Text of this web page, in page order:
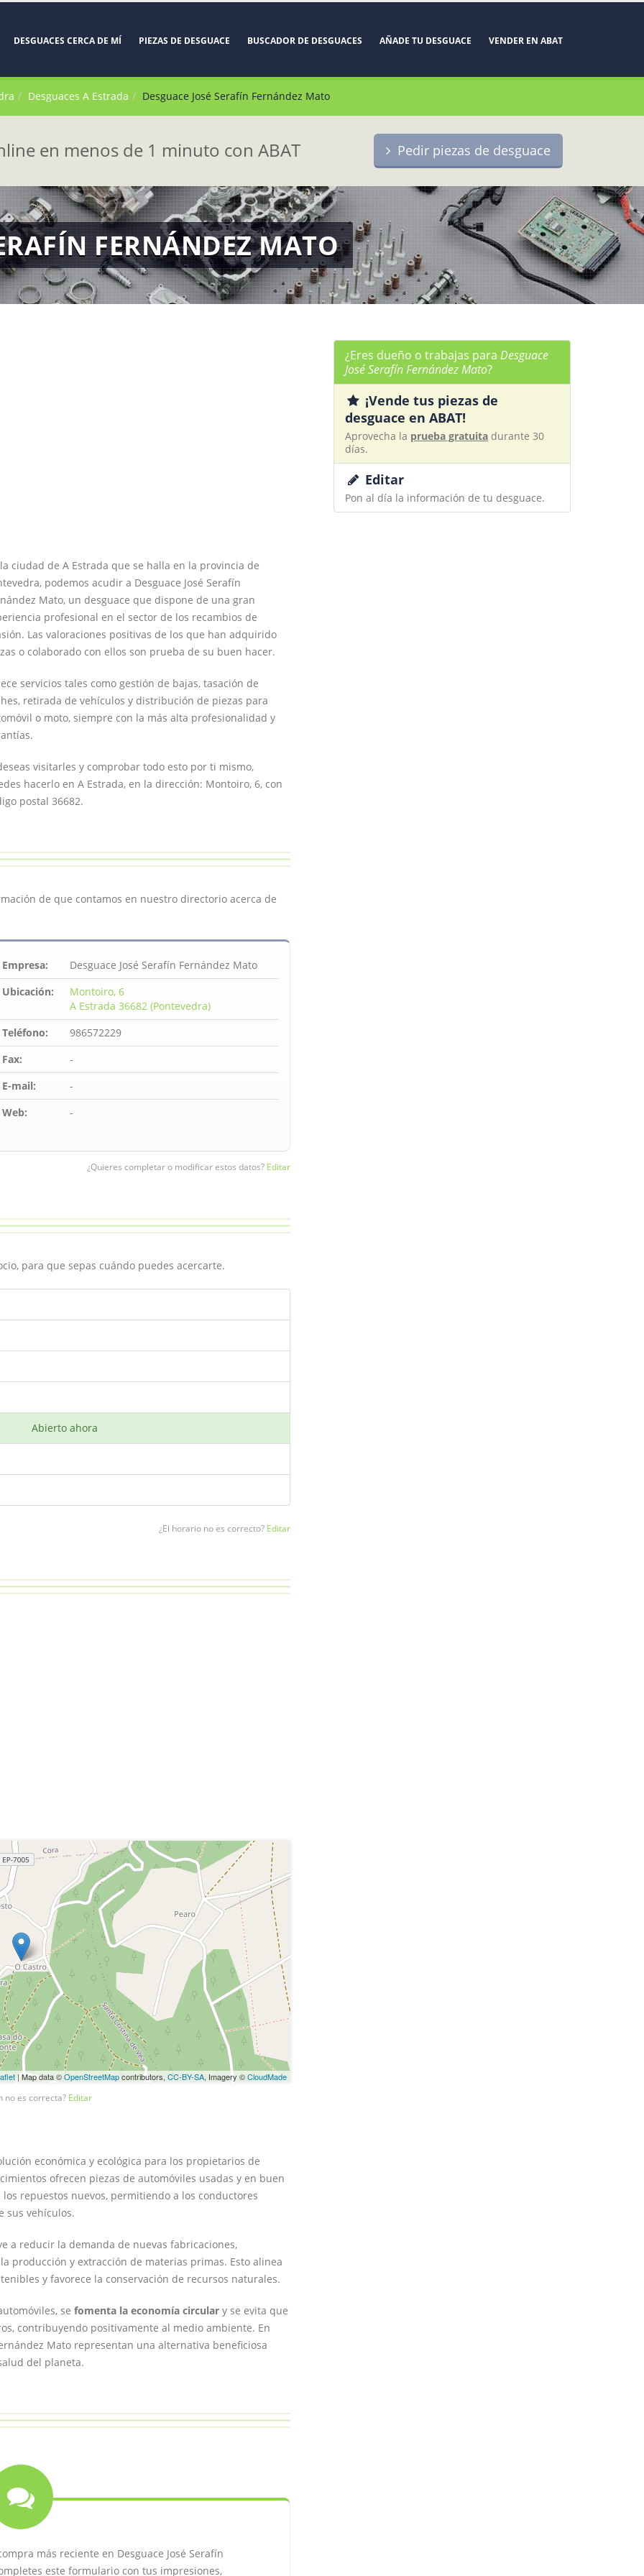
DESGUACES CERCA DE MÍ PIEZAS DE DESGUACE BUSCADOR DE DESGUACES AÑADE TU DESGUACE VENDER EN ABAT
Desguaces A Estrada Desguace José Serafín Fernández Mato
en menos de 1 minuto con ABAT Pedir piezas de desguace
FERNÁNDEZ MATO
ciudad de A Estrada que se halla en la provincia de
podemos acudir a Desguace José Serafín
Mato, un desguace que dispone de una gran
profesional en el sector de los recambios de
Las valoraciones positivas de los que han adquirido
o colaborado con ellos son prueba de su buen hacer.
servicios tales como gestión de bajas, tasación de
retirada de vehículos y distribución de piezas para
o moto, siempre con la más alta profesionalidad y
visitarles y comprobar todo esto por ti mismo,
hacerlo en A Estrada, en la dirección: Montoiro, 6, con
postal 36682.
de que contamos en nuestro directorio acerca de
Empresa:
Desguace José Serafín Fernández Mato
Ubicación:
Montoiro, 6
A Estrada 36682 (Pontevedra)
Teléfono:
986572229
Fax:
-
E-mail:
-
Web:
-
¿Quieres completar o modificar estos datos? Editar
para que sepas cuándo puedes acercarte.
Abierto ahora
¿El horario no es correcto? Editar
| Map data ©OpenStreetMapcontributors, CC-BY-SA, Imagery ©CloudMade
no es correcta? Editar
económica y ecológica para los propietarios de
ofrecen piezas de automóviles usadas y en buen
repuestos nuevos, permitiendo a los conductores
sus vehículos.
a reducir la demanda de nuevas fabricaciones,
producción y extracción de materias primas. Esto alinea
y favorece la conservación de recursos naturales.
se fomenta la economía circular y se evita que
contribuyendo positivamente al medio ambiente. En
Mato representan una alternativa beneficiosa
del planeta.
más reciente en Desguace José Serafín
este formulario con tus impresiones,
¿Eres dueño o trabajas para Desguace
José Serafín Fernández Mato?
¡Vende tus piezas de
desguace en ABAT!
Aprovecha la prueba gratuita durante 30
días.
Editar
Pon al día la información de tu desguace.